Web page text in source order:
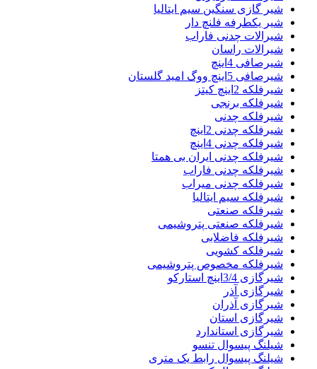
شیر گازی سنگین سیم ایتالیا
شیر یکطرفه فلنچ دار
شیرالات چدنی فاراب
شیرالات راسان
شیرصافی 4اینچ
شیرصافی 5اینچ ووگ امید گلستان
شیرفلکه 2اینچ کیتز
شیرفلکه برنجی
شیرفلکه چدنی
شیرفلکه چدنی 2اینچ
شیرفلکه چدنی 4اینچ
شیرفلکه چدنی ایران بی همتا
شیرفلکه چدنی فاراب
شیرفلکه چدنی میراب
شیرفلکه سیم ایتالیا
شیرفلکه صنعتی
شیرفلکه صنعتی پتروشیمی
شیرفلکه فاضلابی
شیرفلکه کشویی
شیرفلکه مخصوص پتروشیمی
شیرگازی 3/4اینچ استارکو
شیرگازی آذر
شیرگازی آذران
شیرگازی استان
شیرگازی استاندارد
شیلنگ پیسوال تنسو
شیلنگ پیسوال رابط یک متری